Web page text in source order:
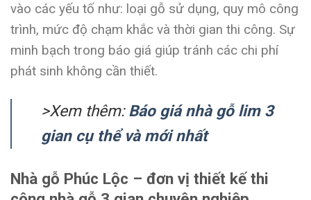
vào các yếu tố như: loại gỗ sử dụng, quy mô công
trình, mức độ chạm khắc và thời gian thi công. Sự
minh bạch trong báo giá giúp tránh các chi phí
phát sinh không cần thiết.
>Xem thêm:Báo giá nhà gỗ lim 3
gian cụ thể và mới nhất
Nhà gỗ Phúc Lộc – đơn vị thiết kế thi